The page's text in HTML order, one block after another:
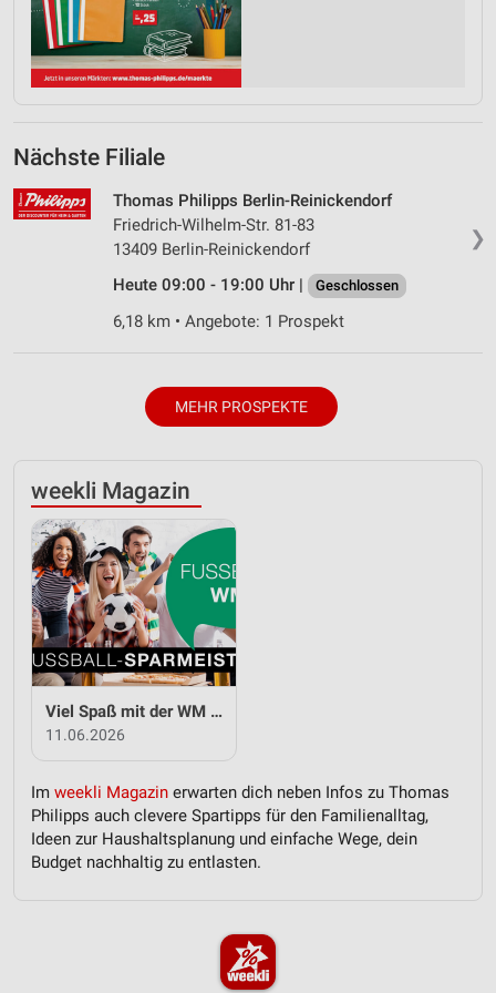
Nächste Filiale
❯
Thomas Philipps Berlin-Reinickendorf
Friedrich-Wilhelm-Str. 81-83
13409 Berlin-Reinickendorf
Heute 09:00 - 19:00 Uhr |
Geschlossen
6,18 km • Angebote: 1 Prospekt
MEHR PROSPEKTE
weekli Magazin
Viel Spaß mit der WM und Thomas Philipps
11.06.2026
Im weekli Magazin erwarten dich neben Infos zu Thomas
Philipps auch clevere Spartipps für den Familienalltag,
Ideen zur Haushaltsplanung und einfache Wege, dein
Budget nachhaltig zu entlasten.